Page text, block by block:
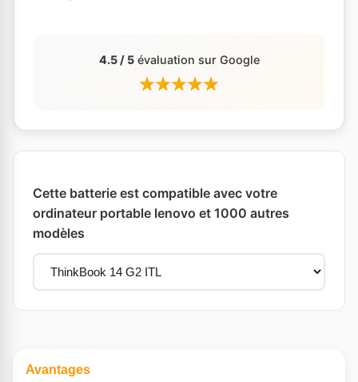
4.5 / 5évaluation sur Google
Cette batterie est compatible avec votre
ordinateur portable lenovo et 1000 autres
modèles
Avantages